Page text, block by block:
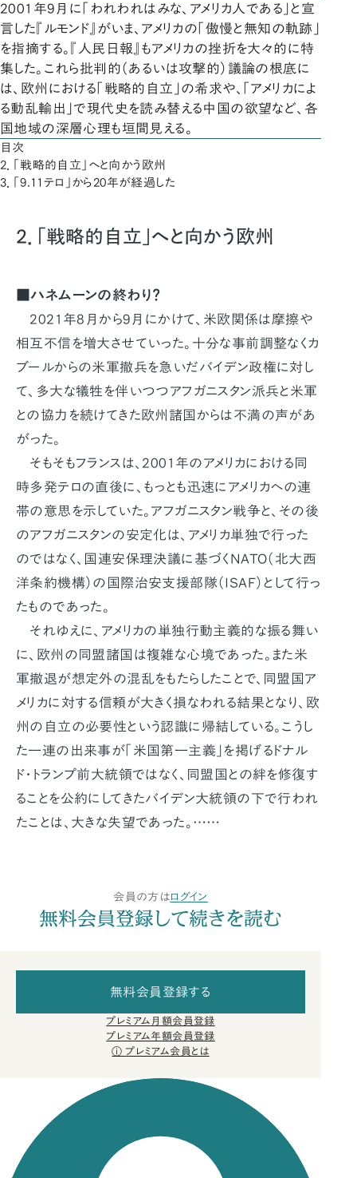
2001年9月に「われわれはみな、アメリカ人である」と宣
言した『ルモンド』がいま、アメリカの「傲慢と無知の軌跡」
を指摘する。『人民日報』もアメリカの挫折を大々的に特
集した。これら批判的（あるいは攻撃的）議論の根底に
は、欧州における「戦略的自立」の希求や、「アメリカによ
る動乱輸出」で現代史を読み替える中国の欲望など、各
国地域の深層心理も垣間見える。
目次
2．「戦略的自立」へと向かう欧州
3．「9.11テロ」から20年が経過した
2．「戦略的自立」へと向かう欧州
■ハネムーンの終わり？
2021年8月から9月にかけて、米欧関係は摩擦や
相互不信を増大させていった。十分な事前調整なくカ
ブールからの米軍撤兵を急いだバイデン政権に対し
て、多大な犠牲を伴いつつアフガニスタン派兵と米軍
との協力を続けてきた欧州諸国からは不満の声があ
がった。
そもそもフランスは、2001年のアメリカにおける同
時多発テロの直後に、もっとも迅速にアメリカへの連
帯の意思を示していた。アフガニスタン戦争と、その後
のアフガニスタンの安定化は、アメリカ単独で行った
のではなく、国連安保理決議に基づくNATO（北大西
洋条約機構）の国際治安支援部隊（ISAF）として行っ
たものであった。
それゆえに、アメリカの単独行動主義的な振る舞い
に、欧州の同盟諸国は複雑な心境であった。また米
軍撤退が想定外の混乱をもたらしたことで、同盟国ア
メリカに対する信頼が大きく損なわれる結果となり、欧
州の自立の必要性という認識に帰結している。こうし
た一連の出来事が「米国第一主義」を掲げるドナル
ド・トランプ前大統領ではなく、同盟国との絆を修復す
ることを公約にしてきたバイデン大統領の下で行われ
たことは、大きな失望であった。……
会員の方はログイン
無料会員登録して続きを読む
無料会員登録する
プレミアム月額会員登録
プレミアム年額会員登録
プレミアム会員とは